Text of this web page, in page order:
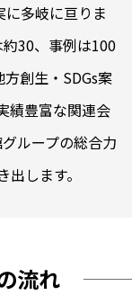
に多岐に亘りま
30、事例は100
創生・SDGs案
績豊富な関連会
ループの総合力
します。
流れ